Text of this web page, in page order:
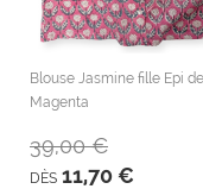
Blouse Jasmine fille Epi
Magenta
DÈS 11,70 €
39,00 €